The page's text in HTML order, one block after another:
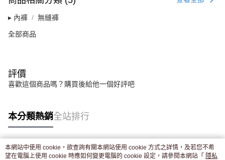
▸ 內褲 無縫褲
全部商品
評價
喜歡這個商品嗎？購買後給他一個好評吧
本分類熱銷全站排行
熱門標籤
本網站中使用 cookie，欲查詢有關本網站使用 cookie 方式之詳情，及若您不希
望在電腦上使用 cookie 時應如何變更電腦的 cookie 設定，請參閱本網站「 隱私